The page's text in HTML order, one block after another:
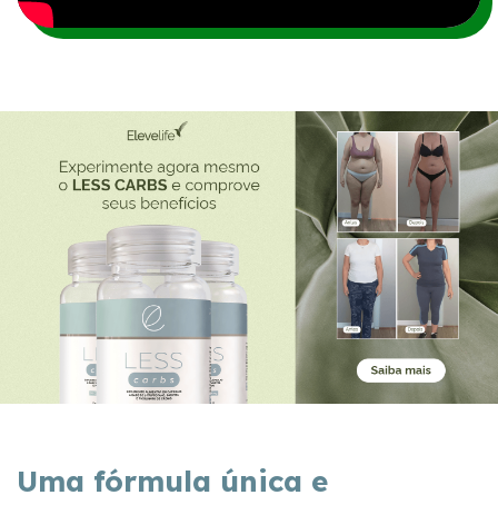
Uma fórmula única e